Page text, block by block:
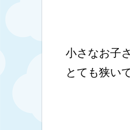
小さなお子
とても狭い